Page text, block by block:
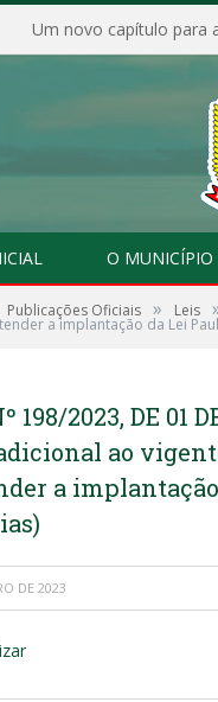
Um novo capítulo para
O MUNICÍPIO
Publicações Oficiais » Leis
a implantação da Lei
198/2023, DE 01
ao
a
DE 2023